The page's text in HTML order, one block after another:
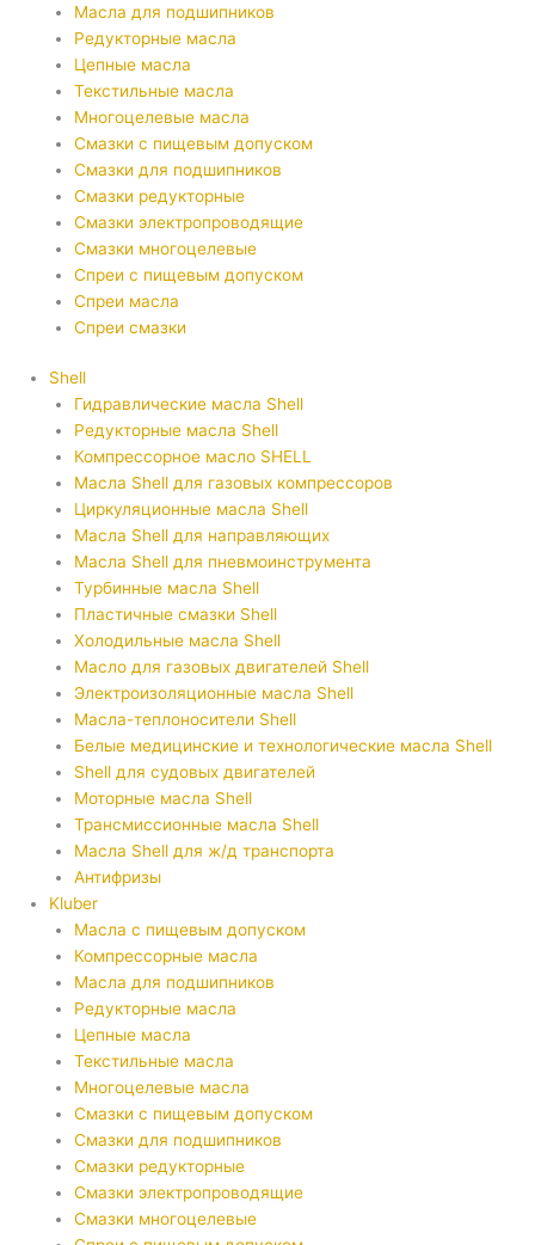
Масла для подшипников
Редукторные масла
Цепные масла
Текстильные масла
Многоцелевые масла
Смазки с пищевым допуском
Смазки для подшипников
Смазки редукторные
Смазки электропроводящие
Смазки многоцелевые
Спреи с пищевым допуском
Спреи масла
Спреи смазки
Shell
Гидравлические масла Shell
Редукторные масла Shell
Компрессорное масло SHELL
Масла Shell для газовых компрессоров
Циркуляционные масла Shell
Масла Shell для направляющих
Масла Shell для пневмоинструмента
Турбинные масла Shell
Пластичные смазки Shell
Холодильные масла Shell
Масло для газовых двигателей Shell
Электроизоляционные масла Shell
Масла-теплоносители Shell
Белые медицинские и технологические масла Shell
Shell для судовых двигателей
Моторные масла Shell
Трансмиссионные масла Shell
Масла Shell для ж/д транспорта
Антифризы
Kluber
Масла с пищевым допуском
Компрессорные масла
Масла для подшипников
Редукторные масла
Цепные масла
Текстильные масла
Многоцелевые масла
Смазки с пищевым допуском
Смазки для подшипников
Смазки редукторные
Смазки электропроводящие
Смазки многоцелевые